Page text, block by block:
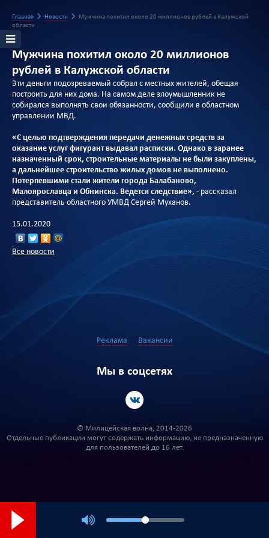
Главная Новости
Мужчина похитил около 20 миллионов рублей в Калужской
области
Мужчина похитил около 20 миллионов
рублей в Калужской области
Эти деньги подозреваемый собрал с местных жителей, обещая
построить для них дома. На самом деле злоумышленник не
собирался выполнять свои обязанности, сообщили в областном
управлении МВД.
«С целью подтверждения передачи денежных средств за
оказание услуг фигурант выдавал расписки. Однако в заранее
назначенный срок, строительные материалы не были закуплены,
а дальнейшее строительство жилых домов не выполнено.
Потерпевшими стали жители города Балабаново,
Малоярославца и Обнинска. Ведется следствие», - рассказал
представитель областного УМВД Сергей Муханов.
15.01.2020
Все новости
Реклама Вакансии
Мы в соцсетях
© Милицейская волна, 2014-2026
Отдельные публикации могут содержать информацию, не предназначенную
для пользователей до 16 лет.